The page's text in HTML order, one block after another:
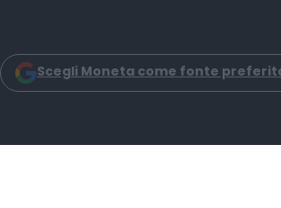
Scegli Moneta come fonte